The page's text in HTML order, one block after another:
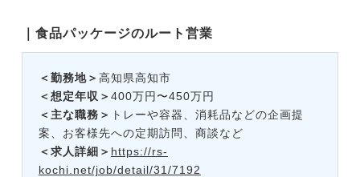
｜食品パッケージのルート営業
＜勤務地＞ 高知県高知市
＜想定年収＞ 400万円〜450万円
＜主な職務＞ トレーや容器、消耗品などの企画提
案、お客様先への定期訪問、商談など
＜求人詳細＞ https://rs-
kochi.net/job/detail/31/7192